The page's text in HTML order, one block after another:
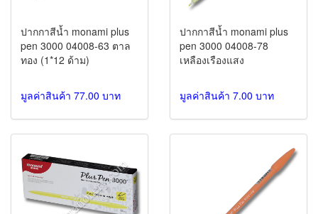
ปากกาสีน้ำ monami plus
pen 3000 04008-63 ตาล
ทอง (1*12 ด้าม)
มูลค่าสินค้า 77.00 บาท
ปากกาสีน้ำ monami plus
pen 3000 04008-78
เหลืองเรืองแสง
มูลค่าสินค้า 7.00 บาท